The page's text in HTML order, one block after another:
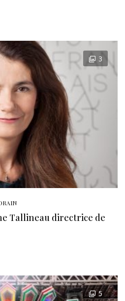
3
Tallineau directrice de
5